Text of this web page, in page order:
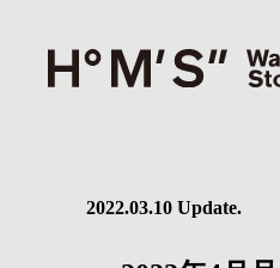
2022.03.10 Update.